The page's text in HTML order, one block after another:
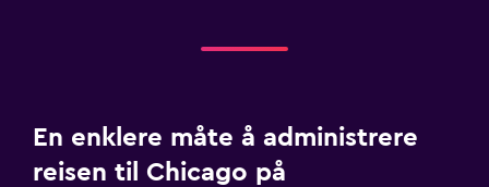
En enklere måte å administrere
reisen til Chicago på